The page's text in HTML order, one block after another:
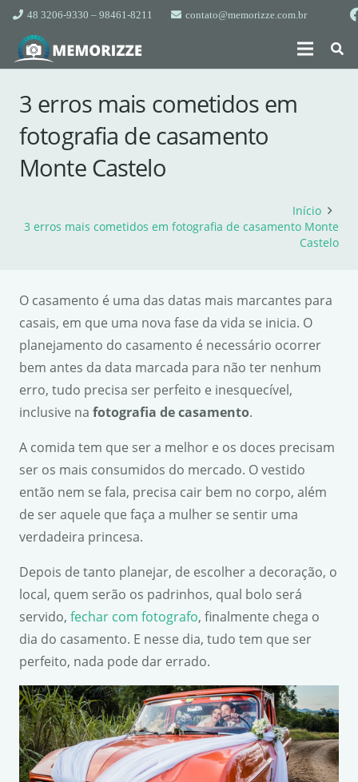
48 3206-9330 – 98461-8211 contato@memorizze.com.br
3 erros mais cometidos em
fotografia de casamento
Monte Castelo
Início
3 erros mais cometidos em fotografia de casamento Monte
Castelo
O casamento é uma das datas mais marcantes para
casais, em que uma nova fase da vida se inicia. O
planejamento do casamento é necessário ocorrer
bem antes da data marcada para não ter nenhum
erro, tudo precisa ser perfeito e inesquecível,
inclusive na fotografia de casamento.
A comida tem que ser a melhor e os doces precisam
ser os mais consumidos do mercado. O vestido
então nem se fala, precisa cair bem no corpo, além
de ser aquele que faça a mulher se sentir uma
verdadeira princesa.
Depois de tanto planejar, de escolher a decoração, o
local, quem serão os padrinhos, qual bolo será
servido, fechar com fotografo, finalmente chega o
dia do casamento. E nesse dia, tudo tem que ser
perfeito, nada pode dar errado.